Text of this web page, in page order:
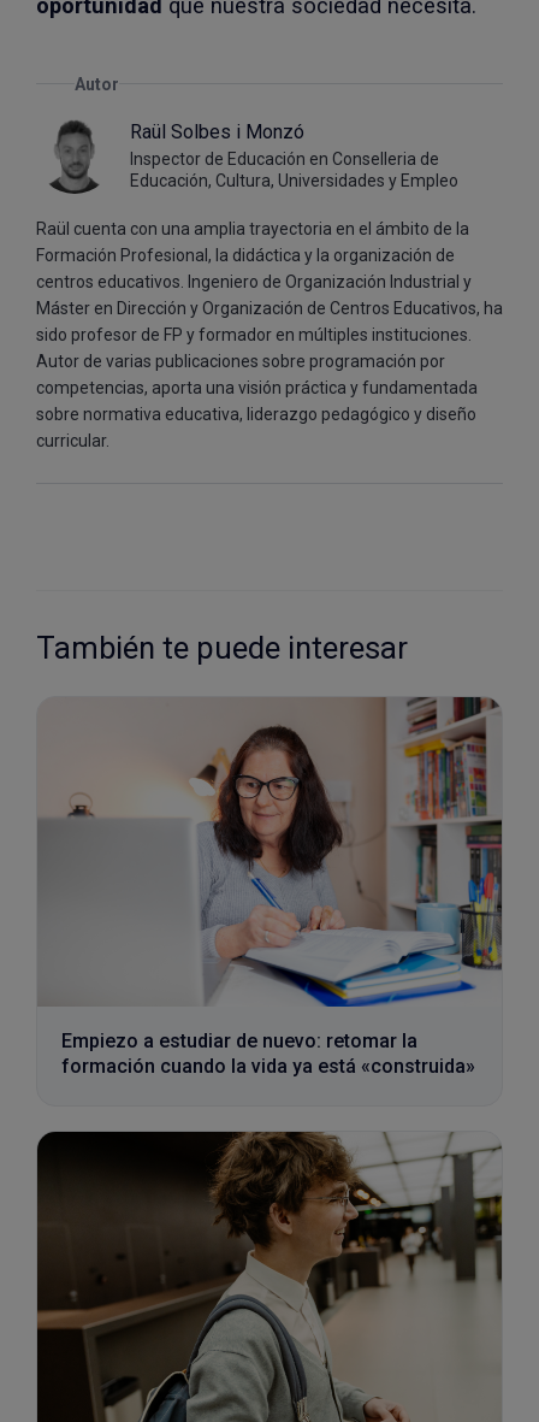
Autor
Raül Solbes i Monzó
Inspector de Educación en Conselleria de
Educación, Cultura, Universidades y Empleo
Raül cuenta con una amplia trayectoria en el ámbito de la
Formación Profesional, la didáctica y la organización de
centros educativos. Ingeniero de Organización Industrial y
Máster en Dirección y Organización de Centros Educativos, ha
sido profesor de FP y formador en múltiples instituciones.
Autor de varias publicaciones sobre programación por
competencias, aporta una visión práctica y fundamentada
sobre normativa educativa, liderazgo pedagógico y diseño
curricular.
También te puede interesar
Empiezo a estudiar de nuevo: retomar la
formación cuando la vida ya está «construida»